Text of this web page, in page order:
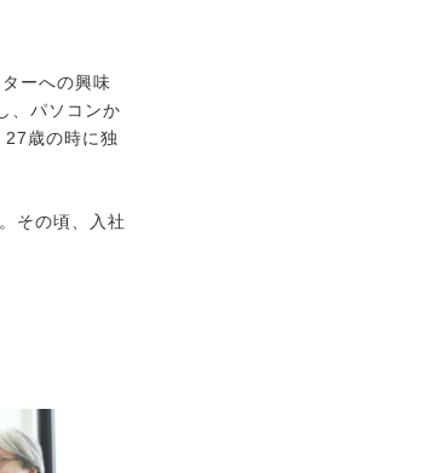
ーへの興味
、パソコンか
27歳の時に独
その頃、入社